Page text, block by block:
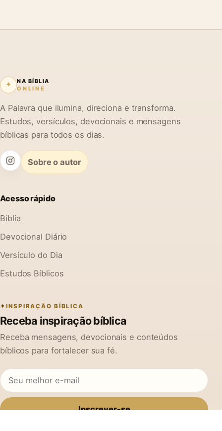
✦
NA BÍBLIA
ONLINE
A Palavra que ilumina, direciona e transforma.
Estudos, versículos, devocionais e mensagens
bíblicas para todos os dias.
Sobre o autor
Acesso rápido
Bíblia
Devocional Diário
Versículo do Dia
Estudos Bíblicos
INSPIRAÇÃO BÍBLICA
Receba inspiração bíblica
Receba mensagens, devocionais e conteúdos
bíblicos para fortalecer sua fé.
Inscrever-se